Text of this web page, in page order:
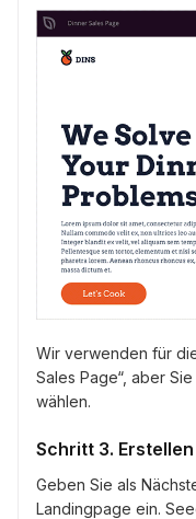
Wir verwenden für
Sales Page“, aber
wählen.
Schritt 3.
Geben Sie als
Landingpage ein.